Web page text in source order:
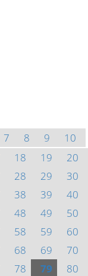
7 8 9
10
18 19
20
28 29
30
38 39
40
48 49
50
58 59
60
68 69
70
78 79
80